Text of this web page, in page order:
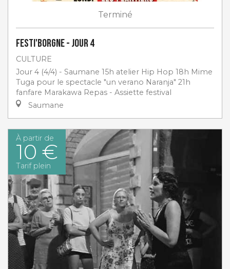
Terminé
Festi'Borgne - jour 4
CULTURE
Jour 4 (4/4) - Saumane 15h atelier Hip Hop 18h Mime
Tuga pour le spectacle "un verano Naranja" 21h
fanfare Marakawa Repas - Assiette festival
Saumane
À partir de
10 €
Tarif plein